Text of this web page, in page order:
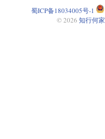
蜀ICP备18034005号-1
© 2026 知行何家